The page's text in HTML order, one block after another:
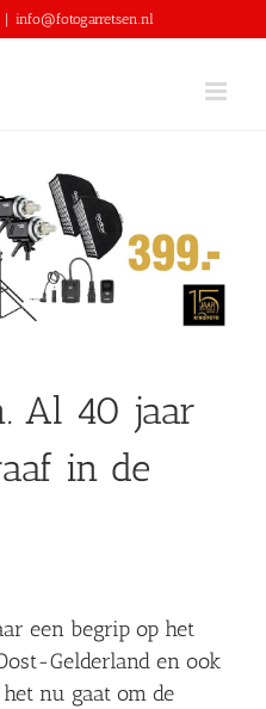
info@fotogarretsen.nl
Al 40 jaar
in de
een begrip op het
Gelderland en ook
nu gaat om de